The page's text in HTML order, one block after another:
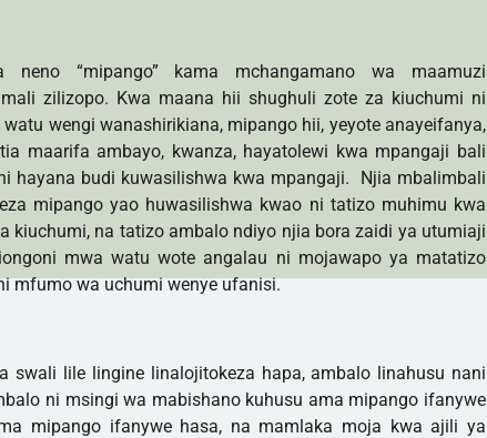
“mipango” kama mchangamano wa maamuzi
zilizopo. Kwa maana hii shughuli zote za kiuchumi ni
wengi wanashirikiana, mipango hii, yeyote anayeifanya,
maarifa ambayo, kwanza, hayatolewi kwa mpangaji bali
hayana budi kuwasilishwa kwa mpangaji. Njia mbalimbali
mipango yao huwasilishwa kwao ni tatizo muhimu kwa
kiuchumi, na tatizo ambalo ndiyo njia bora zaidi ya utumiaji
mwa watu wote angalau ni mojawapo ya matatizo
mfumo wa uchumi wenye ufanisi.
swali lile lingine linalojitokeza hapa, ambalo linahusu nani
ni msingi wa mabishano kuhusu ama mipango ifanywe
mipango ifanywe hasa, na mamlaka moja kwa ajili ya